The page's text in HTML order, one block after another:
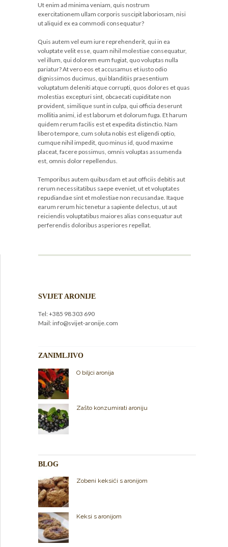
Ut enim ad minima veniam, quis nostrum
exercitationem ullam corporis suscipit laboriosam, nisi
ut aliquid ex ea commodi consequatur?
Quis autem vel eum iure reprehenderit, qui in ea
voluptate velit esse, quam nihil molestiae consequatur,
vel illum, qui dolorem eum fugiat, quo voluptas nulla
pariatur? At vero eos et accusamus et iusto odio
dignissimos ducimus, qui blanditiis praesentium
voluptatum deleniti atque corrupti, quos dolores et quas
molestias excepturi sint, obcaecati cupiditate non
provident, similique sunt in culpa, qui officia deserunt
mollitia animi, id est laborum et dolorum fuga. Et harum
quidem rerum facilis est et expedita distinctio. Nam
libero tempore, cum soluta nobis est eligendi optio,
cumque nihil impedit, quo minus id, quod maxime
placeat, facere possimus, omnis voluptas assumenda
est, omnis dolor repellendus.
Temporibus autem quibusdam et aut officiis debitis aut
rerum necessitatibus saepe eveniet, ut et voluptates
repudiandae sint et molestiae non recusandae. Itaque
earum rerum hic tenetur a sapiente delectus, ut aut
reiciendis voluptatibus maiores alias consequatur aut
perferendis doloribus asperiores repellat.
SVIJET ARONIJE
Tel: +385 98 303 690
Mail: info@svijet-aronije.com
ZANIMLJIVO
O biljci aronija
Zašto konzumirati aroniju
BLOG
Zobeni keksići s aronijom
Keksi s aronijom